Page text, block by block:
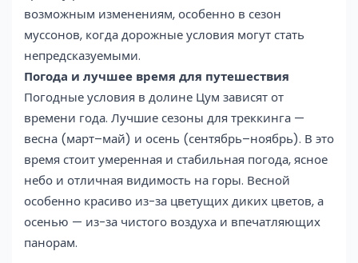
возможным изменениям, особенно в сезон
муссонов, когда дорожные условия могут стать
непредсказуемыми.
Погода и лучшее время для путешествия
Погодные условия в долине Цум зависят от
времени года. Лучшие сезоны для треккинга —
весна (март–май) и осень (сентябрь–ноябрь). В это
время стоит умеренная и стабильная погода, ясное
небо и отличная видимость на горы. Весной
особенно красиво из-за цветущих диких цветов, а
осенью — из-за чистого воздуха и впечатляющих
панорам.